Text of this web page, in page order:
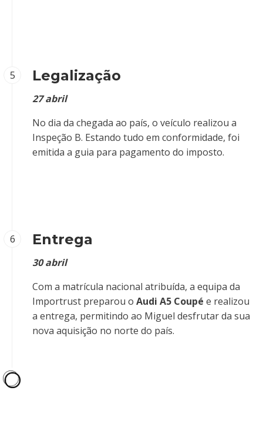
5 Legalização
27 abril
No dia da chegada ao país, o veículo realizou a
Inspeção B. Estando tudo em conformidade, foi
emitida a guia para pagamento do imposto.
6 Entrega
30 abril
Com a matrícula nacional atribuída, a equipa da
Importrust preparou o Audi A5 Coupé e realizou
a entrega, permitindo ao Miguel desfrutar da sua
nova aquisição no norte do país.